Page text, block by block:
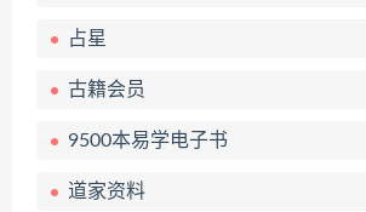
占星
古籍会员
9500本易学电子书
道家资料